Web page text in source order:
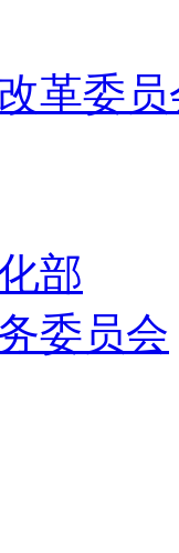
革委
部
委员会